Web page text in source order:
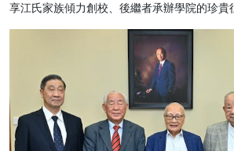
享江氏家族傾力創校、後繼者承辦學院的珍貴